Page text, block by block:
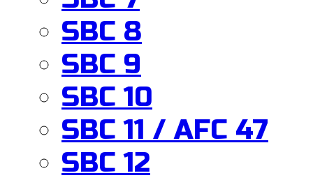
SBC 8
SBC 9
SBC 10
SBC 11 / AFC 47
SBC 12